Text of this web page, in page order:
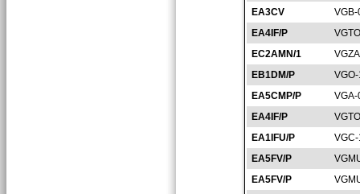
EA3CV
EA4IF/P
EC2AMN/1
EB1DM/P
EA5CMP/P
EA4IF/P
EA1IFU/P
EA5FV/P
EA5FV/P